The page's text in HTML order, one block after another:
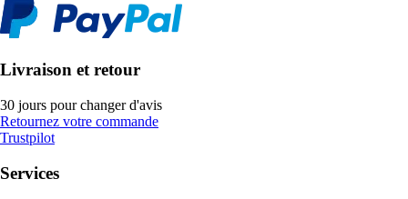
Livraison et retour
30 jours pour changer d'avis
Retournez votre commande
Trustpilot
Services